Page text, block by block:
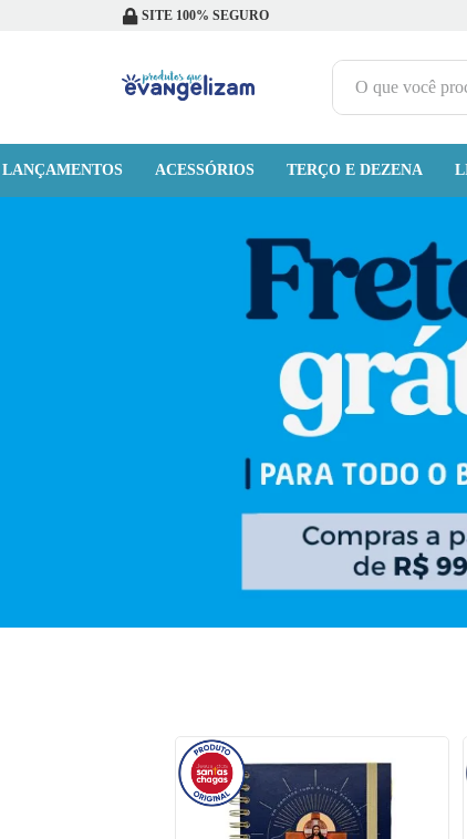
SITE 100% SEGURO
O que você procura?
LANÇAMENTOS ACESSÓRIOS TERÇO E DEZENA
1º
terço jesus santas chagas
quaresma são miguel
camiseta
escapulário
jesus santa chagas
capelinha jesus santas chagas
pulseira